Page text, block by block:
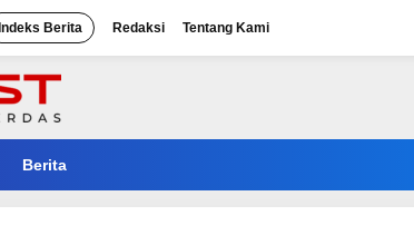
Indeks Berita Redaksi Tentang Kami
Berita